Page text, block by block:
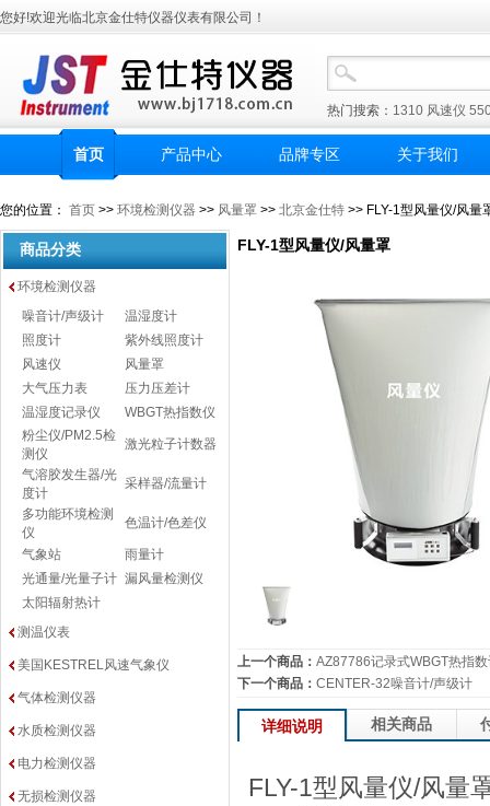
您好!欢迎光临北京金仕特仪器仪表有限公司！
热门搜索： 1310 风速仪
首页 产品中心 品牌专区 关于我们
您的位置： 首页 >> 环境检测仪器 >> 风量罩 >> 北京金仕特 >> FLY-1型风量仪/风量
商品分类
环境检测仪器
噪音计/声级计
温湿度计
照度计
紫外线照度计
风速仪
风量罩
大气压力表
压力压差计
温湿度记录仪
WBGT热指数仪
粉尘仪/PM2.5检
测仪
激光粒子计数器
气溶胶发生器/光
度计
采样器/流量计
多功能环境检测
仪
色温计/色差仪
气象站
雨量计
光通量/光量子计 漏风量检测仪
太阳辐射热计
测温仪表
美国KESTREL风速气象仪
气体检测仪器
水质检测仪器
电力检测仪器
无损检测仪器
FLY-1型风量仪/风量罩
上一个商品： AZ87786记录式WBGT热指
下一个商品： CENTER-32噪音计/声级计
详细说明 相关商品
FLY-1型风量仪/风量